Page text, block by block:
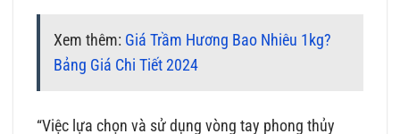
Xem thêm: Giá Trầm Hương Bao Nhiêu 1kg?
Bảng Giá Chi Tiết 2024
“Việc lựa chọn và sử dụng vòng tay phong thủy